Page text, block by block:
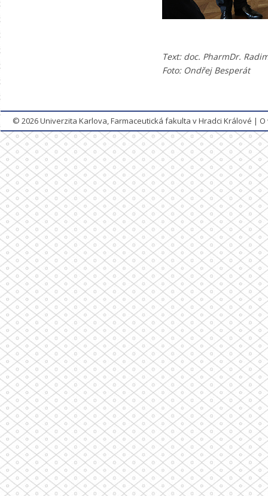
Text: doc. PharmDr.
Foto: Ondřej Besperát
© 2026Univerzita Karlova, Farmaceutická fakulta v Hradci Králové |